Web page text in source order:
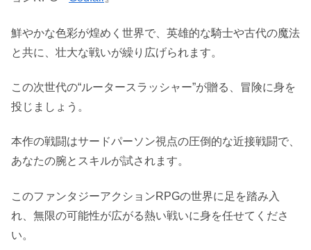
鮮やかな色彩が煌めく世界で、英雄的な騎士や古代の魔法
と共に、壮大な戦いが繰り広げられます。
この次世代の“ルータースラッシャー”が贈る、冒険に身を
投じましょう。
本作の戦闘はサードパーソン視点の圧倒的な近接戦闘で、
あなたの腕とスキルが試されます。
このファンタジーアクションRPGの世界に足を踏み入
れ、無限の可能性が広がる熱い戦いに身を任せてくださ
い。